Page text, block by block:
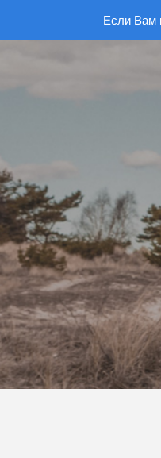
Если Вам